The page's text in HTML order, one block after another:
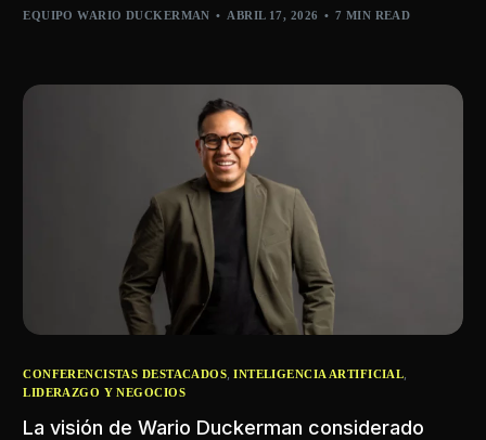
EQUIPO WARIO DUCKERMAN ABRIL 17, 2026 7 MIN READ
CONFERENCISTAS DESTACADOS,INTELIGENCIA ARTIFICIAL,
LIDERAZGO Y NEGOCIOS
La visión de Wario Duckerman considerado